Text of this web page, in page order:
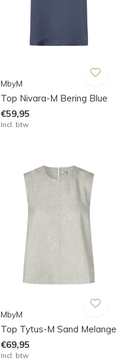
MbyM
Top Nivara-M Bering Blue
€59,95
Incl. btw
MbyM
Top Tytus-M Sand Melange
€69,95
Incl. btw